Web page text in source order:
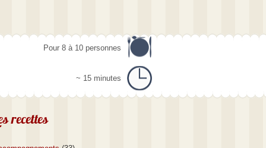
Pour 8 à 10 personnes
~ 15 minutes
recettes